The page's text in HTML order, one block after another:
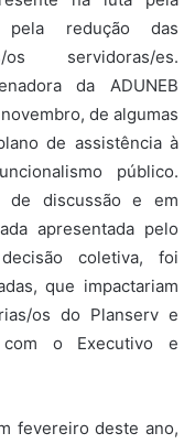
redução das
servidoras/es.
da ADUNEB
de algumas
de assistência à
público.
de discussão e em
apresentada pelo
coletiva, foi
que impactariam
os do Planserv e
o Executivo e
fevereiro deste ano,